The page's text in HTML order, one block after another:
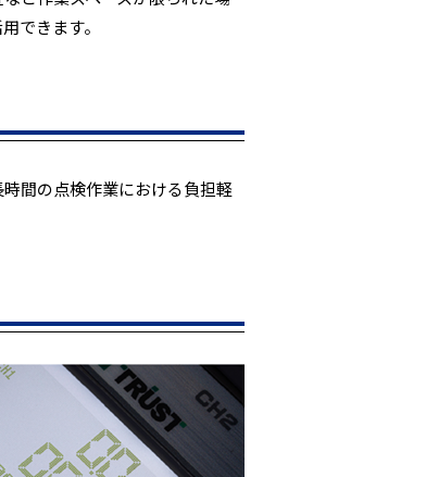
できます。
間の点検作業における負担軽